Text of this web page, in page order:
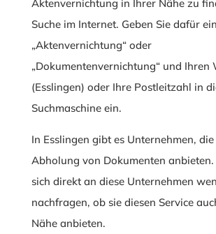
Aktenvernichtung in Ihrer Nähe zu
Suche im Internet. Geben Sie dafür
„Aktenvernichtung“ oder
„Dokumentenvernichtung“ und Ihren
(Esslingen) oder Ihre Postleitzahl in
Suchmaschine ein.
In Esslingen gibt es Unternehmen,
Abholung von Dokumenten anbieten.
sich direkt an diese Unternehmen
nachfragen, ob sie diesen Service
Nähe anbieten.